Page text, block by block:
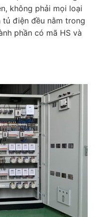
không phải mọi loại
tủ điện đều nằm trong
phần có mã HS và